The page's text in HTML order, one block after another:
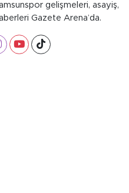
gelişmeleri, asayiş,
Gazete Arena’da.